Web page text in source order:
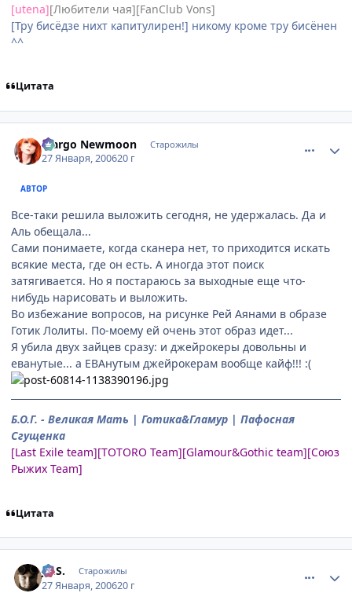
[utena][Любители чая][FanClub Vons]
[Тру бисёдзе нихт капитулирен!] никому кроме тру бисёнен
^^
Цитата
Margo Newmoon Старожилы
27 Января, 200620 г
АВТОР
Все-таки решила выложить сегодня, не удержалась. Да и
Аль обещала...
Сами понимаете, когда сканера нет, то приходится искать
всякие места, где он есть. А иногда этот поиск
затягивается. Но я постараюсь за выходные еще что-
нибудь нарисовать и выложить.
Во избежание вопросов, на рисунке Рей Аянами в образе
Готик Лолиты. По-моему ей очень этот образ идет...
Я убила двух зайцев сразу: и джейрокеры довольны и
еванутые... а ЕВАнутым джейрокерам вообще кайф!!! :(
Б.О.Г. - Великая Мать | Готика&Гламур | Пафосная
Сгущенка
[Last Exile team][TOTORO Team][Glamour&Gothic team][Союз
Рыжих Team]
Цитата
Jo.S. Старожилы
27 Января, 200620 г